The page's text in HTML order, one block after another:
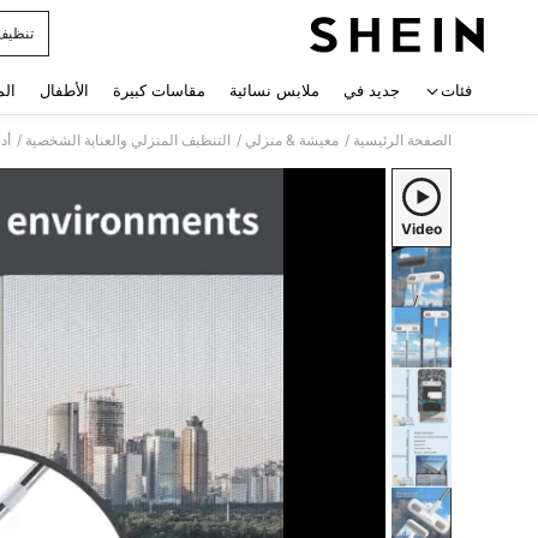
فئات جديد في ملابس نسائية مقاسات كبيرة الأطفال
الصفحة الرئيسية / معيشة & منزلي / التنظيف المنزلي والعناية الشخصية /
Video